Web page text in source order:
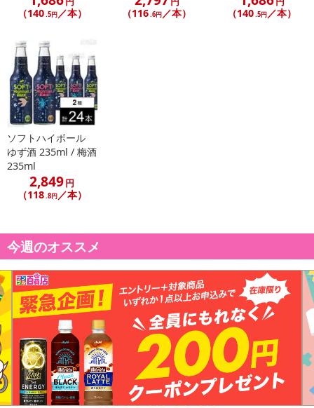
（140.5円／本） （116.6円 ／本） （140.5円 ／本）
ソフトハイボール
ゆず酒 235ml / 梅酒
235ml
2,849円
（118.8円／本）
今週のオススメ